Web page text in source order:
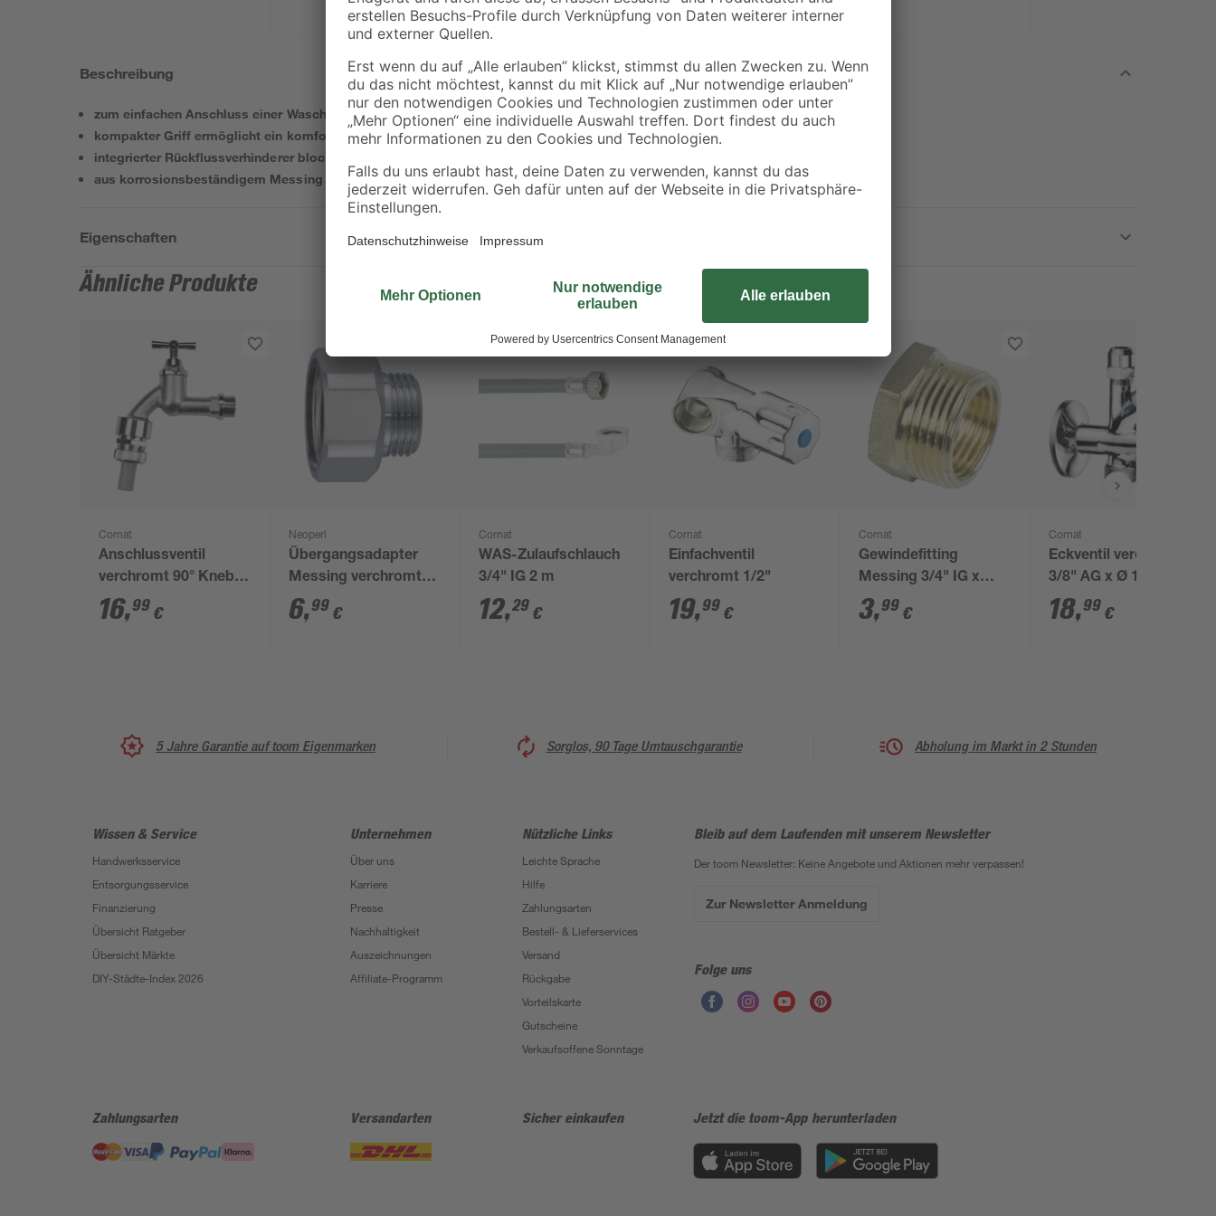
Beschreibung
zum einfachen Anschluss einer Wasch- oder Spülmaschine an ein bereits vorhandenes Eckventil
kompakter Griff ermöglicht ein komfortables Regulieren der Wassermenge
integrierter Rückflussverhinderer blockiert den Schmutzwasserrückfluss
aus korrosionsbeständigem Messing
Eigenschaften
Ähnliche Produkte
Cornat
Anschlussventil
verchromt 90° Knebel
1/2"
16,99 €
Neoperl
Übergangsadapter
Messing verchromt
1/2"/3/8"
6,99 €
Cornat
WAS-Zulaufschlauch
3/4" IG 2 m
12,29 €
Cornat
Einfachventil
verchromt 1/2"
19,99 €
Cornat
Gewindefitting
Messing 3/4" IG x
1/2" AG
3,99 €
Cornat
Eckventil verchromt
3/8" AG x Ø 10 mm
18,99 €
5 Jahre Garantie auf toom Eigenmarken Sorglos, 90 Tage Umtauschgarantie Abholung im Markt in 2 Stunden
Wissen & Service
Handwerksservice
Entsorgungsservice
Finanzierung
Übersicht Ratgeber
Übersicht Märkte
DIY-Städte-Index 2026
Unternehmen
Über uns
Karriere
Presse
Nachhaltigkeit
Auszeichnungen
Affiliate-Programm
Nützliche Links
Leichte Sprache
Hilfe
Zahlungsarten
Bestell- & Lieferservices
Versand
Rückgabe
Vorteilskarte
Gutscheine
Verkaufsoffene Sonntage
Bleib auf dem Laufenden mit unserem Newsletter
Der toom Newsletter: Keine Angebote und Aktionen mehr verpassen!
Zur Newsletter Anmeldung
Folge uns
Zahlungsarten Versandarten Sicher einkaufen Jetzt die toom-App herunterladen